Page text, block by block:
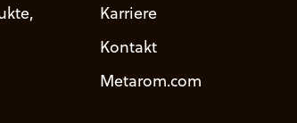
Karriere
Kontakt
Metarom.com